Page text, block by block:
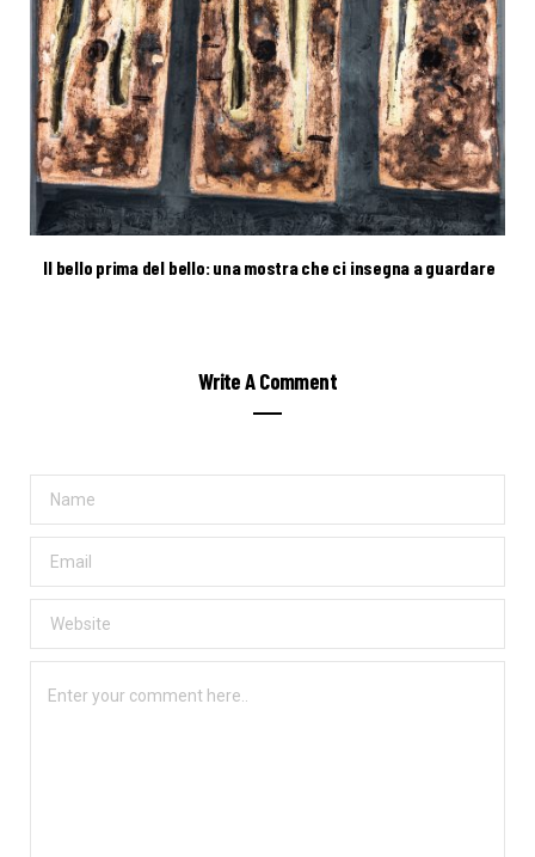
Il bello prima del bello: una mostra che ci insegna a guardare
Write A Comment